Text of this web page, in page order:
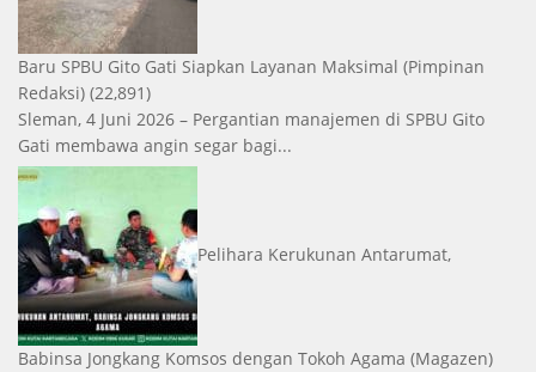
Baru SPBU Gito Gati Siapkan Layanan Maksimal (Pimpinan
Redaksi) (22,891)
Sleman, 4 Juni 2026 – Pergantian manajemen di SPBU Gito
Gati membawa angin segar bagi...
Pelihara Kerukunan Antarumat,
Babinsa Jongkang Komsos dengan Tokoh Agama (Magazen)